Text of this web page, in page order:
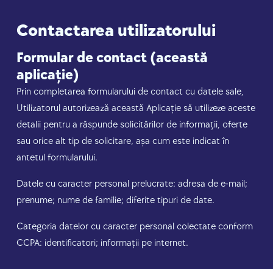
Contactarea utilizatorului
Formular de contact (această
aplicație)
Prin completarea formularului de contact cu datele sale,
Utilizatorul autorizează această Aplicație să utilizeze aceste
detalii pentru a răspunde solicitărilor de informații, oferte
sau orice alt tip de solicitare, așa cum este indicat în
antetul formularului.
Datele cu caracter personal prelucrate: adresa de e-mail;
prenume; nume de familie; diferite tipuri de date.
Categoria datelor cu caracter personal colectate conform
CCPA: identificatori; informații pe internet.